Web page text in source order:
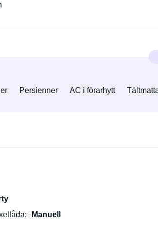
Persienner AC i förarhytt
Manuell